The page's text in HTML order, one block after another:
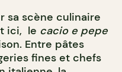
sa scène culinaire
ici, le cacio e pepe
Entre pâtes
fines et chefs